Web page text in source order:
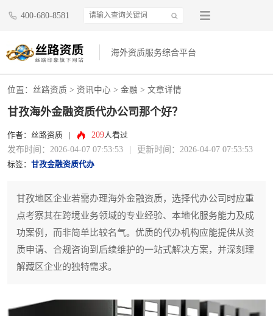
400-680-8581
海外资质服务综合平台
位置： 丝路资质 > 资讯中心 > 金融 > 文章详情
甘孜海外金融资质代办公司那个好？
作者：丝路资质 209人看过
发布时间：2026-04-07 07:53:53 更新时间：2026-04-07 07:53:53
标签： 甘孜金融资质代办
甘孜地区企业若需办理海外金融资质，选择代办公司时应重
点考察其在跨境业务领域的专业经验、本地化服务能力及成
功案例，而非简单比较名气。优质的代办机构应能提供从资
质申请、合规咨询到后续维护的一站式解决方案，并深刻理
解藏区企业的独特需求。